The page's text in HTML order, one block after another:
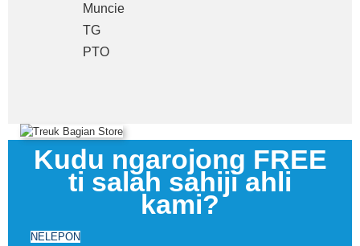
Muncie
TG
PTO
Kudu ngarojong FREE
ti salah sahiji ahli
kami?
NELEPON